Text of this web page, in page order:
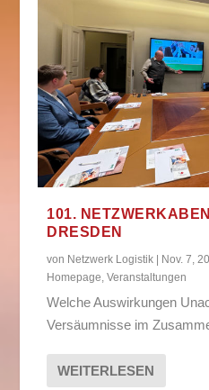
101.
DRESDEN
von Netzwerk Logistik | Nov. 7,
Homepage ,Veranstaltungen
Welche Auswirkungen
Versäumnisse im
WEITERLESEN